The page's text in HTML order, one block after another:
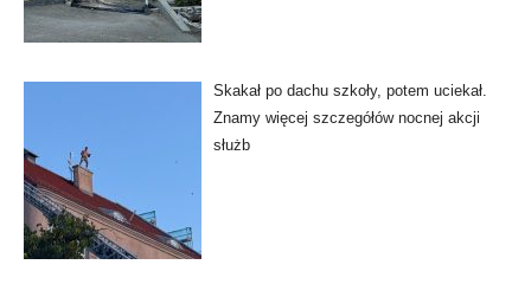
Skakał po dachu szkoły, potem uciekał.
Znamy więcej szczegółów nocnej akcji
służb